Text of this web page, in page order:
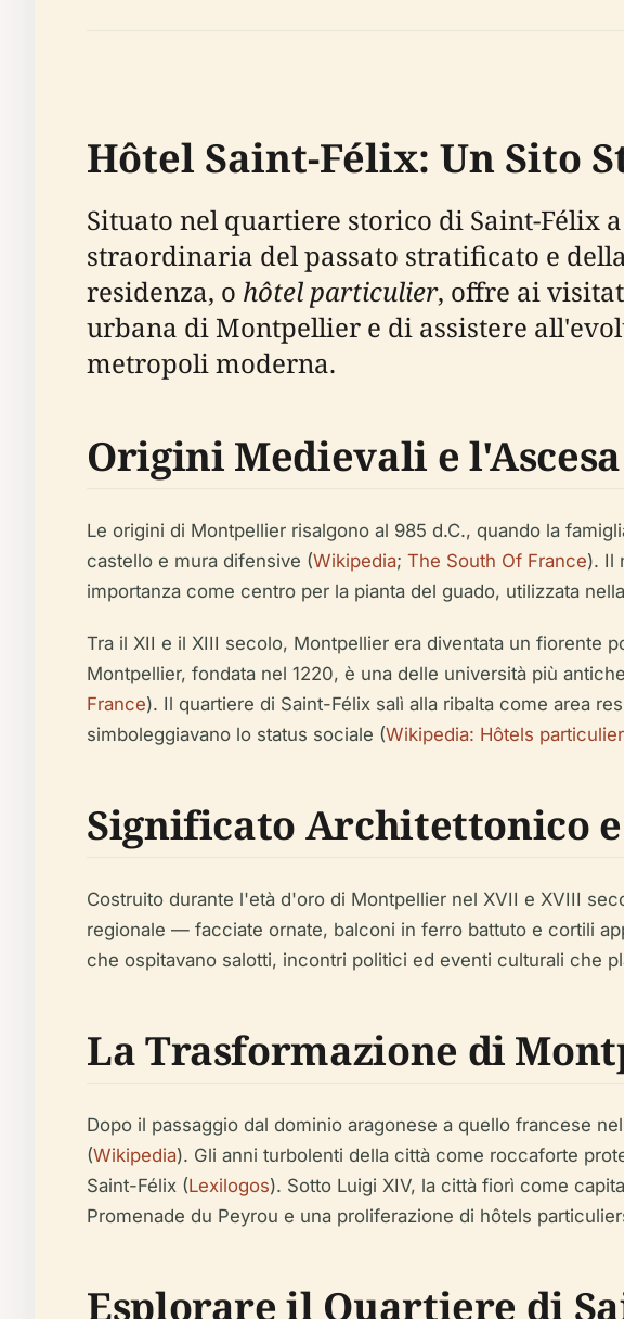
Hôtel Saint-Félix: Un Sito
Situato nel quartiere storico di Saint-Félix
straordinaria del passato stratificato e
residenza, o hôtel particulier, offre ai
urbana di Montpellier e di assistere
metropoli moderna.
Origini Medievali e
Le origini di Montpellier risalgono al 985 d.C., quando la
castello e mura difensive (Wikipedia; The South Of France). Il
importanza come centro per la pianta del guado, utilizzata
Tra il XII e il XIII secolo, Montpellier era diventata un fiorente
Montpellier, fondata nel 1220, è una delle università più
France). Il quartiere di Saint-Félix salì alla ribalta come area
simboleggiavano lo status sociale (Wikipedia: Hôtels
Significato Architettonico e
Costruito durante l'età d'oro di Montpellier nel XVII e XVIII
regionale — facciate ornate, balconi in ferro battuto e cortili
che ospitavano salotti, incontri politici ed eventi culturali che
La Trasformazione di
Dopo il passaggio dal dominio aragonese a quello francese
(Wikipedia). Gli anni turbolenti della città come roccaforte
Saint-Félix (Lexilogos). Sotto Luigi XIV, la città fiorì come
Promenade du Peyrou e una proliferazione di hôtels
Esplorare il Quartiere di